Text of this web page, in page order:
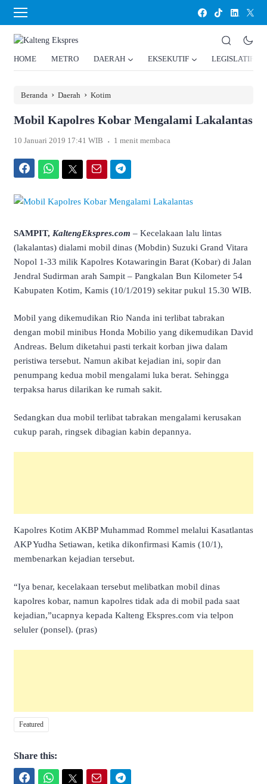
HOME METRO DAERAH EKSEKUTIF LEGISLATIF
Beranda › Daerah › Kotim
Mobil Kapolres Kobar Mengalami Lakalantas
10 Januari 2019 17:41 WIB . 1 menit membaca
SAMPIT, KaltengEkspres.com – Kecelakaan lalu lintas
(lakalantas) dialami mobil dinas (Mobdin) Suzuki Grand Vitara
Nopol 1-33 milik Kapolres Kotawaringin Barat (Kobar) di Jalan
Jendral Sudirman arah Sampit – Pangkalan Bun Kilometer 54
Kabupaten Kotim, Kamis (10/1/2019) sekitar pukul 15.30 WIB.
Mobil yang dikemudikan Rio Nanda ini terlibat tabrakan
dengan mobil minibus Honda Mobilio yang dikemudikan David
Andreas. Belum diketahui pasti terkait korban jiwa dalam
peristiwa tersebut. Namun akibat kejadian ini, sopir dan
penumpang kedua mobil mengalami luka berat. Sehingga
terpaksa harus dilarikan ke rumah sakit.
Sedangkan dua mobil terlibat tabrakan mengalami kerusakan
cukup parah, ringsek dibagian kabin depannya.
Kapolres Kotim AKBP Muhammad Rommel melalui Kasatlantas
AKP Yudha Setiawan, ketika dikonfirmasi Kamis (10/1),
membenarkan kejadian tersebut.
“Iya benar, kecelakaan tersebut melibatkan mobil dinas
kapolres kobar, namun kapolres tidak ada di mobil pada saat
kejadian,”ucapnya kepada Kalteng Ekspres.com via telpon
seluler (ponsel). (pras)
Featured
Share this: